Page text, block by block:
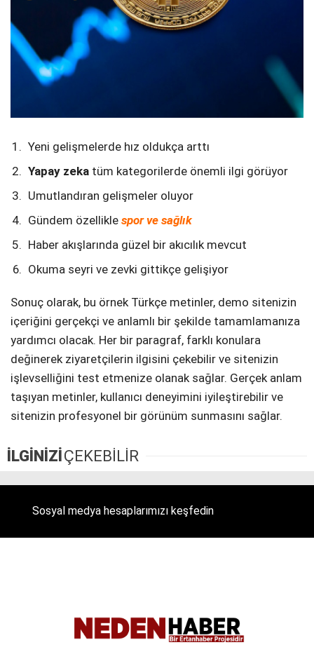
Yeni gelişmelerde hız oldukça arttı
Yapay zeka tüm kategorilerde önemli ilgi görüyor
Umutlandıran gelişmeler oluyor
Gündem özellikle spor ve sağlık
Haber akışlarında güzel bir akıcılık mevcut
Okuma seyri ve zevki gittikçe gelişiyor
Sonuç olarak, bu örnek Türkçe metinler, demo sitenizin
içeriğini gerçekçi ve anlamlı bir şekilde tamamlamanıza
yardımcı olacak. Her bir paragraf, farklı konulara
değinerek ziyaretçilerin ilgisini çekebilir ve sitenizin
işlevselliğini test etmenize olanak sağlar. Gerçek anlam
taşıyan metinler, kullanıcı deneyimini iyileştirebilir ve
sitenizin profesyonel bir görünüm sunmasını sağlar.
İLGİNİZİ ÇEKEBİLİR
Sosyal medya hesaplarımızı keşfedin